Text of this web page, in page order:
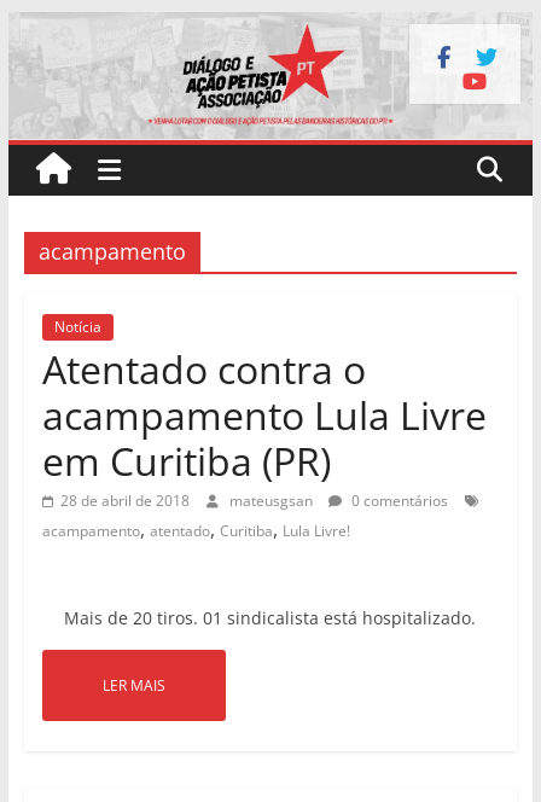
Pular
para
conteúdo
acampamento
Notícia
Atentado contra o
acampamento Lula Livre
em Curitiba (PR)
28 de abril de 2018 mateusgsan
0 comentários
acampamento, atentado, Curitiba, Lula Livre!
Mais de 20 tiros. 01 sindicalista está hospitalizado.
LER MAIS